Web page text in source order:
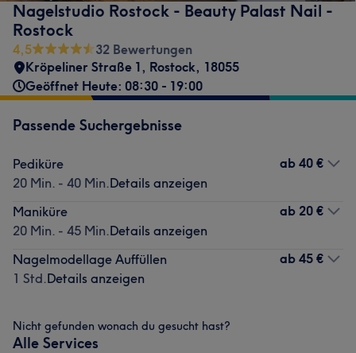
Nagelstudio Rostock - Beauty Palast Nail -
Rostock
4,5
32 Bewertungen
Kröpeliner Straße 1, Rostock, 18055
Geöffnet Heute: 08:30 - 19:00
Passende Suchergebnisse
Pediküre
20 Min. - 40 Min.Details anzeigen
ab 40 €
Maniküre
20 Min. - 45 Min.Details anzeigen
ab 20 €
Nagelmodellage Auffüllen
1 Std.Details anzeigen
ab 45 €
Nicht gefunden wonach du gesucht hast?
Alle Services